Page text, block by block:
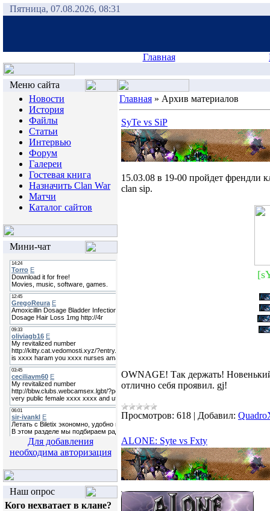
Пятница, 07.08.2026, 08:31
Главная
Меню сайта
Новости
История
Файлы
Статьи
Интервью
Форум
Галереи
Гостевая книга
Назначить Clan War
Матчи
Каталог сайтов
Мини-чат
Для добавления
необходима авторизация
Наш опрос
Кого нехватает в клане?
Главная » Архив материалов
SyTe vs SiP
15.03.08 в 19-00 пройдет френдли
clan sip.
OWNAGE! Так держать!
отлично себя проявил. gj!
Просмотров: 618 | Добавил:
ALONE: Syte vs Fxty